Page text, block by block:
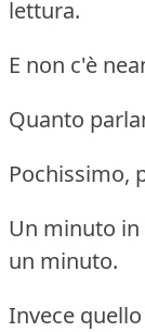
lettura.
E non c'è
Quanto
Pochissimo,
Un minuto
un minuto.
Invece